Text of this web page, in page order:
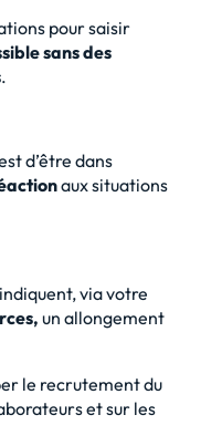
pour saisir
sans des
.
d’être dans
aux situations
via votre
un allongement
le recrutement du
et sur les